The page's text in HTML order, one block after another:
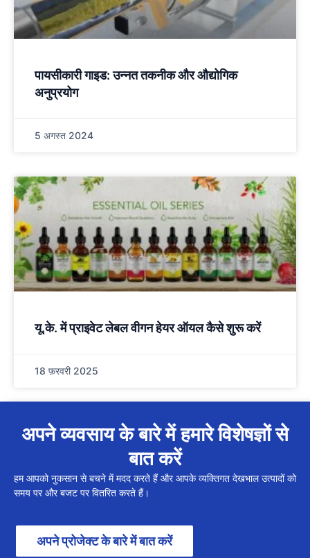
पायसीकारी गाइड: उन्नत तकनीक और औद्योगिक
अनुप्रयोग
5 अगस्त 2024
यू.के. में प्राइवेट लेबल वीगन हेयर ऑयल कैसे शुरू करें
18 फ़रवरी 2025
अपने व्यवसाय के बारे में हमारे विशेषज्ञों से
बात करें
हम आपको नुकसान से बचने में मदद करते हैं और आपके व्यक्तिगत देखभाल उत्पादों को
समय पर और बजट पर वितरित करते हैं।
अपने प्रोजेक्ट के बारे में बात करें